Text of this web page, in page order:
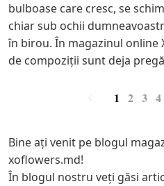
bulboase care cresc, se
chiar sub ochii
în birou. În magazinul online
de compoziții sunt deja
1 2 3 4
Bine ați venit pe blogul
xoflowers.md!
În blogul nostru veți găsi